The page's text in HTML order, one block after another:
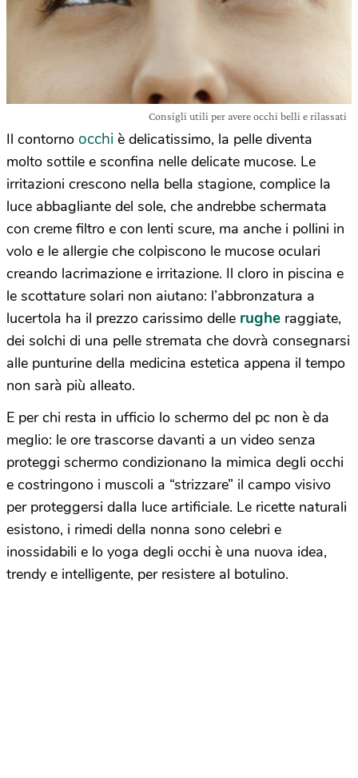
Consigli utili per avere occhi belli e rilassati
Il contorno occhi è delicatissimo, la pelle diventa
molto sottile e sconfina nelle delicate mucose. Le
irritazioni crescono nella bella stagione, complice la
luce abbagliante del sole, che andrebbe schermata
con creme filtro e con lenti scure, ma anche i pollini in
volo e le allergie che colpiscono le mucose oculari
creando lacrimazione e irritazione. Il cloro in piscina e
le scottature solari non aiutano: l’abbronzatura a
lucertola ha il prezzo carissimo delle rughe raggiate,
dei solchi di una pelle stremata che dovrà consegnarsi
alle punturine della medicina estetica appena il tempo
non sarà più alleato.
E per chi resta in ufficio lo schermo del pc non è da
meglio: le ore trascorse davanti a un video senza
proteggi schermo condizionano la mimica degli occhi
e costringono i muscoli a “strizzare” il campo visivo
per proteggersi dalla luce artificiale. Le ricette naturali
esistono, i rimedi della nonna sono celebri e
inossidabili e lo yoga degli occhi è una nuova idea,
trendy e intelligente, per resistere al botulino.